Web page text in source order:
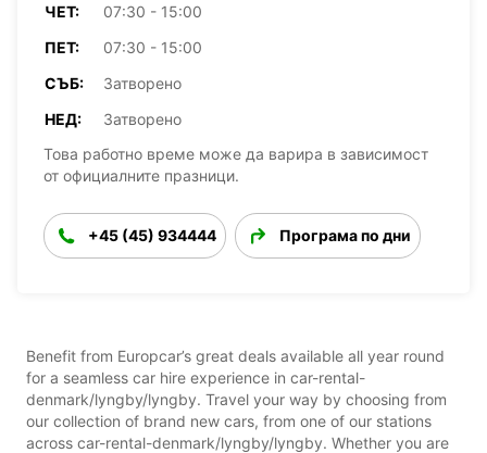
ЧЕТ:
07:30 - 15:00
ПЕТ:
07:30 - 15:00
СЪБ:
Затворено
НЕД:
Затворено
Това работно време може да варира в зависимост
от официалните празници.
+45 (45) 934444 Програма по дни
Benefit from Europcar’s great deals available all year round
for a seamless car hire experience in car-rental-
denmark/lyngby/lyngby. Travel your way by choosing from
our collection of brand new cars, from one of our stations
across car-rental-denmark/lyngby/lyngby. Whether you are